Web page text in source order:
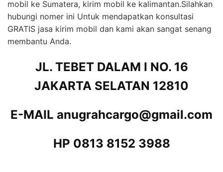
mobil ke Sumatera, kirim mobil ke kalimantan.Silahkan
hubungi nomer ini Untuk mendapatkan konsultasi
GRATIS jasa kirim mobil dan kami akan sangat senang
membantu Anda.
JL. TEBET DALAM I NO. 16
JAKARTA SELATAN 12810
E-MAIL anugrahcargo@gmail.com
HP 0813 8152 3988